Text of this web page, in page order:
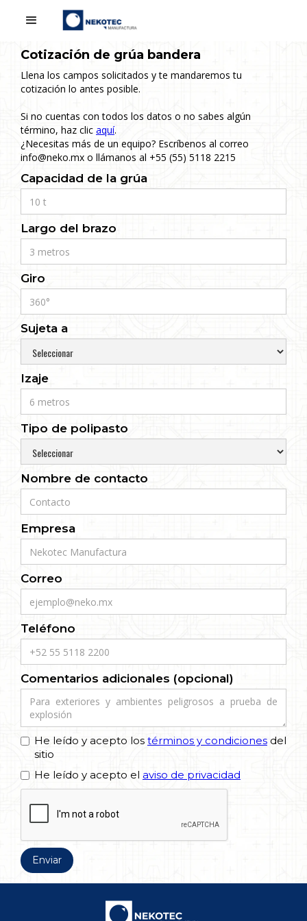
Cotización de grúa bandera
Llena los campos solicitados y te mandaremos tu
cotización lo antes posible.
Si no cuentas con todos los datos o no sabes algún
término, haz clic aquí.
¿Necesitas más de un equipo? Escríbenos al correo
info@neko.mx o llámanos al +55 (55) 5118 2215
Capacidad de la grúa
Largo del brazo
Giro
Sujeta a
Izaje
Tipo de polipasto
Nombre de contacto
Empresa
Correo
Teléfono
Comentarios adicionales (opcional)
He leído y acepto los términos y condiciones del
sitio
He leído y acepto el aviso de privacidad